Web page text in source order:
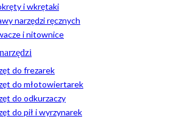
i wkrętaki
narzędzi ręcznych
i nitownice
do frezarek
do młotowiertarek
do odkurzaczy
do pił i wyrzynarek